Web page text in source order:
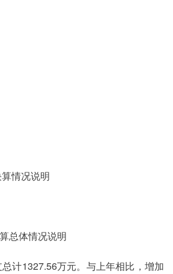
情况说明
总体情况说明
计1327.56万元。与上年相比，增加